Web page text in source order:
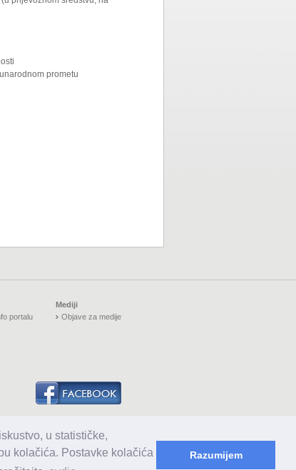
u statističke,
kolačića. Postavke kolačića
Razumijem
prometu
portalu
Mediji
Objave za medije